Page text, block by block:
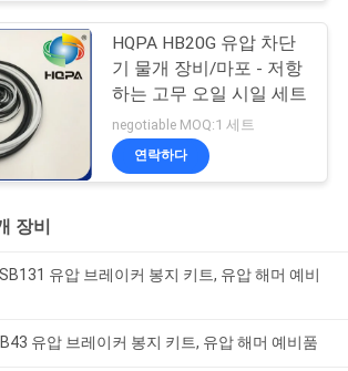
HQPA HB20G 유압 차단
기 물개 장비/마포 - 저항
하는 고무 오일 시일 세트
negotiable MOQ:1 세트
연락하다
장비
유압 브레이커 봉지 키트, 유압 해머 예비
유압 브레이커 봉지 키트, 유압 해머 예비품